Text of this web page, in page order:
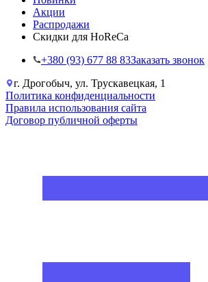
Акции
Распродажи
Скидки для HoReCa
+38‎0 (93) 677 88 83Заказать звонок
г. Дрогобыч, ул. Трускавецкая, 1
Политика конфиденциальности
Правила использования сайта
Договор публичной оферты